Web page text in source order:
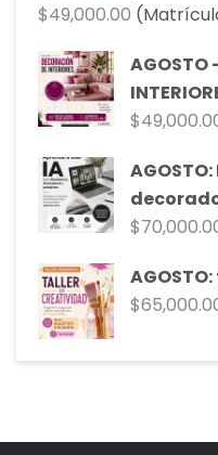
$49,000.00
AGOSTO
$
$
$